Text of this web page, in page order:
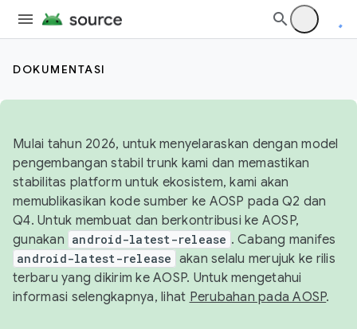
DOKUMENTASI
Mulai tahun 2026, untuk menyelaraskan dengan model
pengembangan stabil trunk kami dan memastikan
stabilitas platform untuk ekosistem, kami akan
memublikasikan kode sumber ke AOSP pada Q2 dan
Q4. Untuk membuat dan berkontribusi ke AOSP,
gunakan android-latest-release . Cabang manifes
android-latest-release akan selalu merujuk ke rilis
terbaru yang dikirim ke AOSP. Untuk mengetahui
informasi selengkapnya, lihat Perubahan pada AOSP.